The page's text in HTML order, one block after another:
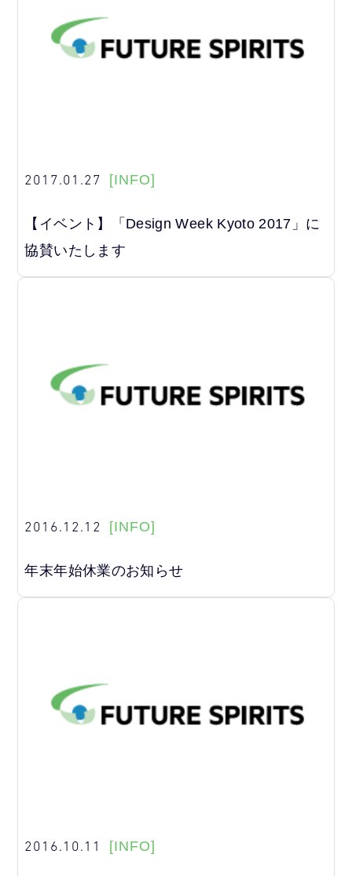
2017.01.27 [INFO]
【イベント】「Design Week Kyoto 2017」に
協賛いたします
2016.12.12 [INFO]
年末年始休業のお知らせ
2016.10.11 [INFO]